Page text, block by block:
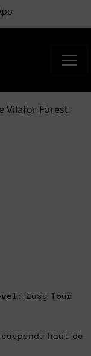
Vilafor Forest
: Easy Tour
haut de